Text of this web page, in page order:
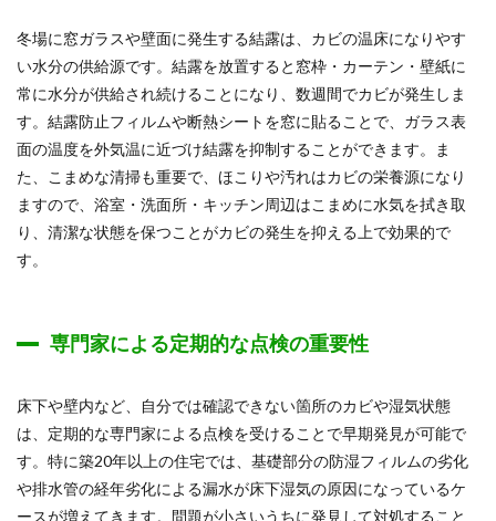
冬場に窓ガラスや壁面に発生する結露は、カビの温床になりやす
い水分の供給源です。結露を放置すると窓枠・カーテン・壁紙に
常に水分が供給され続けることになり、数週間でカビが発生しま
す。結露防止フィルムや断熱シートを窓に貼ることで、ガラス表
面の温度を外気温に近づけ結露を抑制することができます。ま
た、こまめな清掃も重要で、ほこりや汚れはカビの栄養源になり
ますので、浴室・洗面所・キッチン周辺はこまめに水気を拭き取
り、清潔な状態を保つことがカビの発生を抑える上で効果的で
す。
専門家による定期的な点検の重要性
床下や壁内など、自分では確認できない箇所のカビや湿気状態
は、定期的な専門家による点検を受けることで早期発見が可能で
す。特に築20年以上の住宅では、基礎部分の防湿フィルムの劣化
や排水管の経年劣化による漏水が床下湿気の原因になっているケ
ースが増えてきます。問題が小さいうちに発見して対処すること